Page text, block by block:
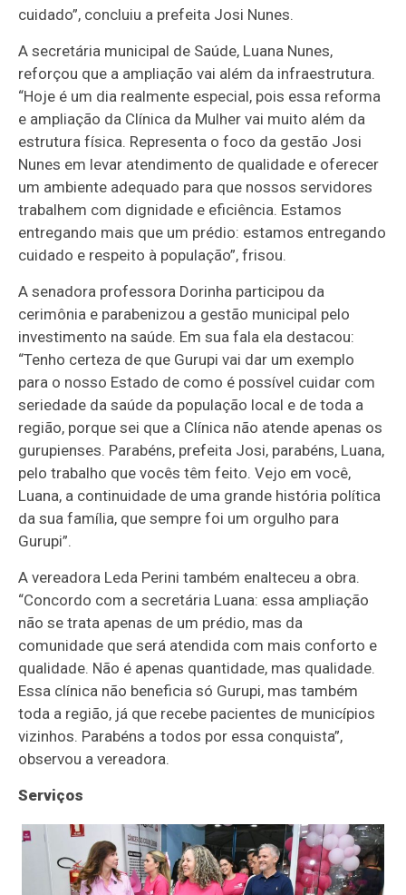
cuidado”, concluiu a prefeita Josi Nunes.
A secretária municipal de Saúde, Luana Nunes,
reforçou que a ampliação vai além da infraestrutura.
“Hoje é um dia realmente especial, pois essa reforma
e ampliação da Clínica da Mulher vai muito além da
estrutura física. Representa o foco da gestão Josi
Nunes em levar atendimento de qualidade e oferecer
um ambiente adequado para que nossos servidores
trabalhem com dignidade e eficiência. Estamos
entregando mais que um prédio: estamos entregando
cuidado e respeito à população”, frisou.
A senadora professora Dorinha participou da
cerimônia e parabenizou a gestão municipal pelo
investimento na saúde. Em sua fala ela destacou:
“Tenho certeza de que Gurupi vai dar um exemplo
para o nosso Estado de como é possível cuidar com
seriedade da saúde da população local e de toda a
região, porque sei que a Clínica não atende apenas os
gurupienses. Parabéns, prefeita Josi, parabéns, Luana,
pelo trabalho que vocês têm feito. Vejo em você,
Luana, a continuidade de uma grande história política
da sua família, que sempre foi um orgulho para
Gurupi”.
A vereadora Leda Perini também enalteceu a obra.
“Concordo com a secretária Luana: essa ampliação
não se trata apenas de um prédio, mas da
comunidade que será atendida com mais conforto e
qualidade. Não é apenas quantidade, mas qualidade.
Essa clínica não beneficia só Gurupi, mas também
toda a região, já que recebe pacientes de municípios
vizinhos. Parabéns a todos por essa conquista”,
observou a vereadora.
Serviços